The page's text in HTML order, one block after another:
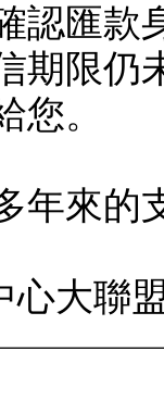
認匯款
期限仍
您。
年來的
心大